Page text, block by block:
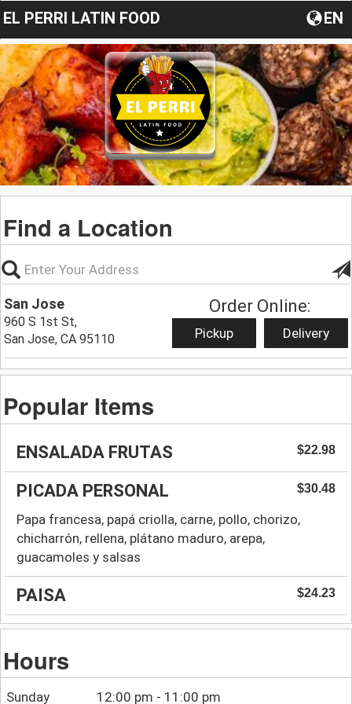
EL PERRI LATIN FOOD EN
Find a Location
San Jose
960 S 1st St,
San Jose, CA 95110
Order Online:
Pickup Delivery
Popular Items
ENSALADA FRUTAS $22.98
PICADA PERSONAL $30.48
Papa francesa, papá criolla, carne, pollo, chorizo,
chicharrón, rellena, plátano maduro, arepa,
guacamoles y salsas
PAISA $24.23
Hours
Sunday 12:00 pm - 11:00 pm